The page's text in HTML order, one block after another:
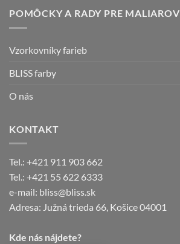
POMÔCKY A RADY PRE MALIAROV
Vzorkovníky farieb
BLISS farby
O nás
KONTAKT
Tel.: +421 911 903 662
Tel.: +421 55 622 6333
e-mail: bliss@bliss.sk
Adresa: Južná trieda 66, Košice 04001
Kde nás nájdete?